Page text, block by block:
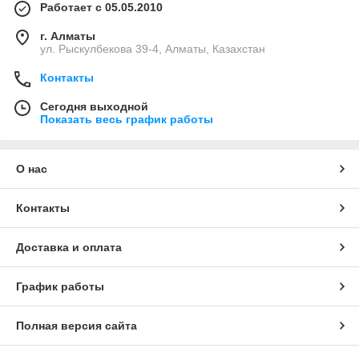
Работает с 05.05.2010
г. Алматы
ул. Рыскулбекова 39-4, Алматы, Казахстан
Контакты
Сегодня выходной
Показать весь график работы
О нас
Контакты
Доставка и оплата
График работы
Полная версия сайта